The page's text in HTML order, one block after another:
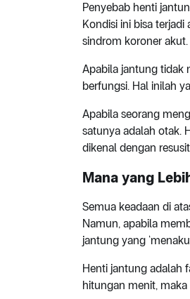
Penyebab henti
Kondisi ini bisa
sindrom koroner akut.
Apabila jantung tidak
berfungsi. Hal inilah
Apabila seorang
satunya adalah otak.
dikenal dengan
Mana yang
Semua keadaan di
Namun, apabila
jantung yang
Henti jantung adalah
hitungan menit,